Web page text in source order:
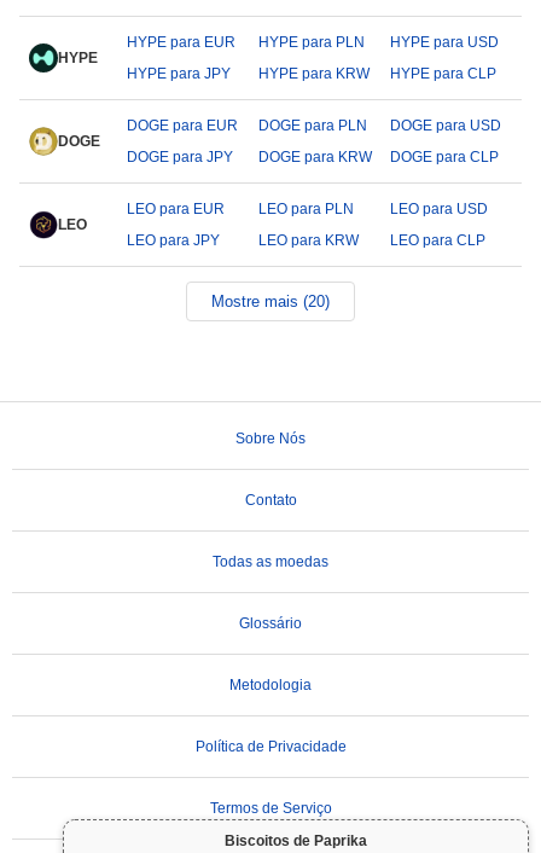
Biscoitos de Paprika
HYPE
HYPE para EUR HYPE para PLN
HYPE para USD
HYPE para JPY
HYPE para KRW HYPE para CLP
DOGE
DOGE para EUR DOGE para PLN
DOGE para USD
DOGE para JPY
DOGE para KRW DOGE para CLP
LEO
LEO para EUR LEO para PLN
LEO para USD
LEO para JPY
LEO para KRW LEO para CLP
Mostre mais (20)
Sobre Nós
Contato
Todas as moedas
Glossário
Metodologia
Política de Privacidade
Termos de Serviço